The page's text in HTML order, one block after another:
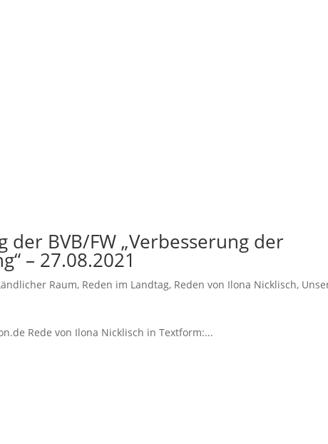
der BVB/FW „Verbesserung der
– 27.08.2021
Raum, Reden im Landtag, Reden von Ilona Nicklisch,
Rede von Ilona Nicklisch in Textform:...